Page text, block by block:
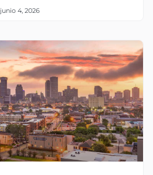
junio 4, 2026